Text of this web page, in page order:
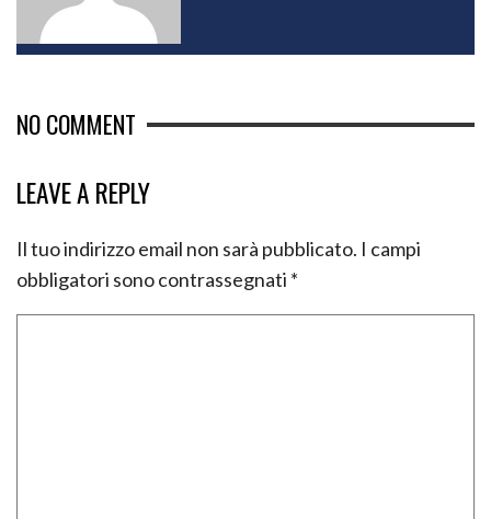
NO COMMENT
LEAVE A REPLY
Il tuo indirizzo email non sarà pubblicato. I campi
obbligatori sono contrassegnati *